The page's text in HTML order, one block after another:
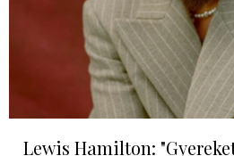
Lewis Hamilton: